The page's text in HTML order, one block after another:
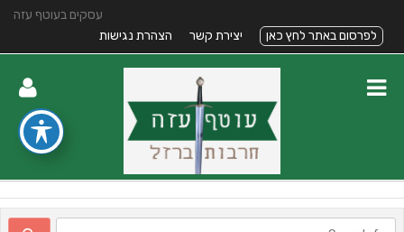
עסקים בעוטף עזה
לפרסום באתר לחץ כאן
יצירת קשר הצהרת נגישות